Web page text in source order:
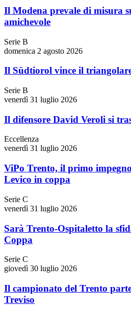
Il Modena prevale di misura
amichevole
Serie B
domenica 2 agosto 2026
Il Südtiorol vince il
Serie B
venerdì 31 luglio 2026
Il difensore David Veroli si
Eccellenza
venerdì 31 luglio 2026
ViPo Trento, il primo
Levico in coppa
Serie C
venerdì 31 luglio 2026
Sarà Trento-Ospitaletto la
Coppa
Serie C
giovedì 30 luglio 2026
Il campionato del Trento
Treviso